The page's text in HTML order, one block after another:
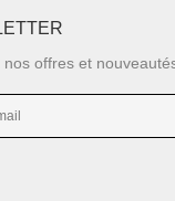
nos offres et